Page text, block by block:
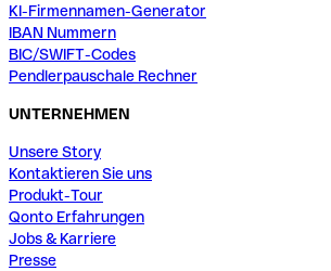
KI-Firmennamen-Generator
IBAN Nummern
BIC/SWIFT-Codes
Pendlerpauschale Rechner
UNTERNEHMEN
Unsere Story
Kontaktieren Sie uns
Produkt-Tour
Qonto Erfahrungen
Jobs & Karriere
Presse